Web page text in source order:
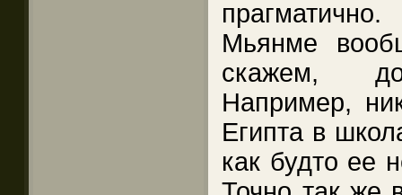
Мьянме
скажем,
Например,
Египта в
как будто ее